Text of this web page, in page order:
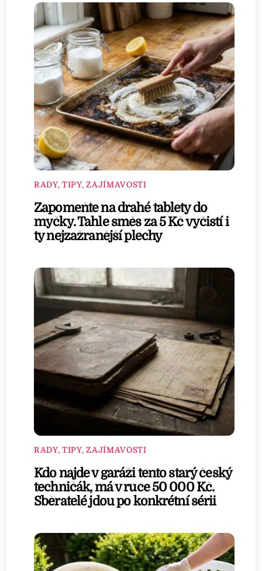
RADY, TIPY, ZAJÍMAVOSTI
Zapomeňte na drahé tablety do
myčky. Tahle směs za 5 Kč vyčistí i
ty nejzažranější plechy
RADY, TIPY, ZAJÍMAVOSTI
Kdo najde v garáži tento starý český
techničák, má v ruce 50 000 Kč.
Sběratelé jdou po konkrétní sérii